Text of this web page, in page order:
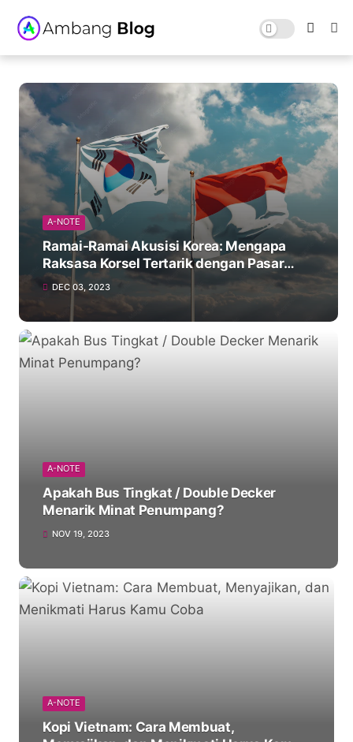
A-NOTE
Ramai-Ramai Akusisi Korea: Mengapa
Raksasa Korsel Tertarik dengan Pasar
Indonesia?
DEC 03, 2023
A-NOTE
Apakah Bus Tingkat / Double Decker
Menarik Minat Penumpang?
NOV 19, 2023
A-NOTE
Kopi Vietnam: Cara Membuat,